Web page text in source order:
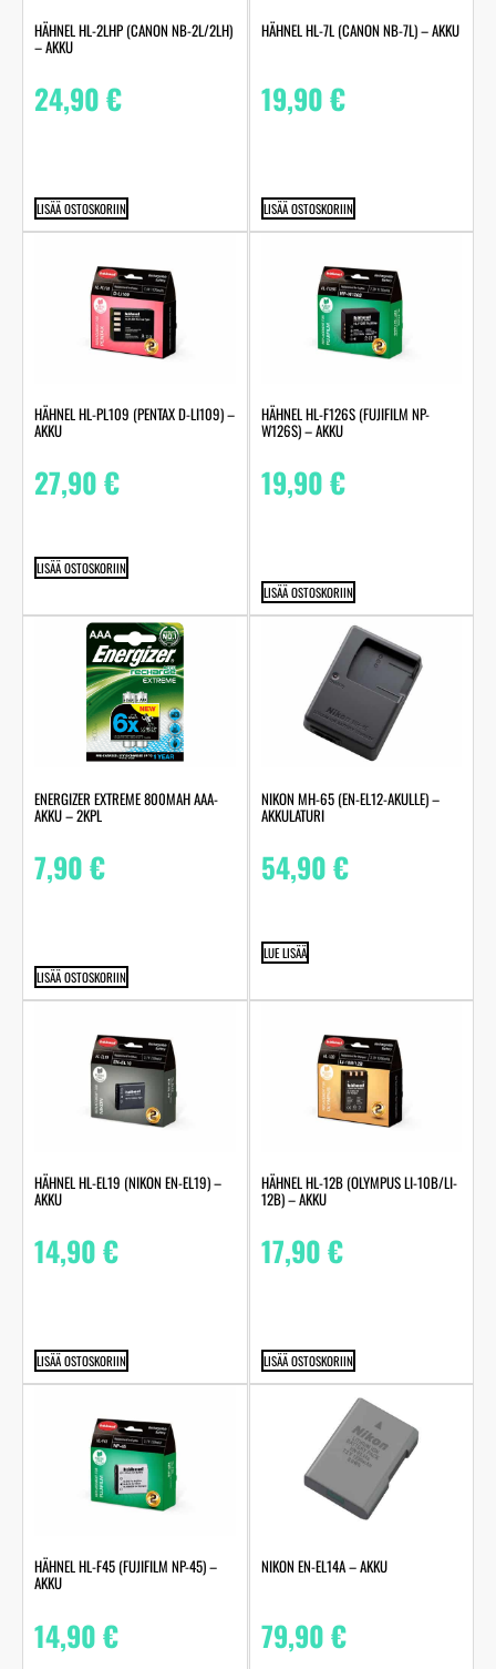
HÄHNEL HL-2LHP (CANON NB-2L/2LH)
– AKKU
24,90€
LISÄÄ OSTOSKORIIN
HÄHNEL HL-7L (CANON NB-7L) – AKKU
19,90€
LISÄÄ OSTOSKORIIN
HÄHNEL HL-PL109 (PENTAX D-LI109) –
AKKU
27,90€
LISÄÄ OSTOSKORIIN
HÄHNEL HL-F126S (FUJIFILM NP-
W126S) – AKKU
19,90€
LISÄÄ OSTOSKORIIN
ENERGIZER EXTREME 800MAH AAA-
AKKU – 2KPL
7,90€
LISÄÄ OSTOSKORIIN
NIKON MH-65 (EN-EL12-AKULLE) –
AKKULATURI
54,90€
LUE LISÄÄ
HÄHNEL HL-EL19 (NIKON EN-EL19) –
AKKU
14,90€
LISÄÄ OSTOSKORIIN
HÄHNEL HL-12B (OLYMPUS LI-10B/LI-
12B) – AKKU
17,90€
LISÄÄ OSTOSKORIIN
HÄHNEL HL-F45 (FUJIFILM NP-45) –
AKKU
14,90€
NIKON EN-EL14A – AKKU
79,90€